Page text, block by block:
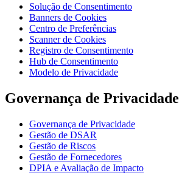
Solução de Consentimento
Banners de Cookies
Centro de Preferências
Scanner de Cookies
Registro de Consentimento
Hub de Consentimento
Modelo de Privacidade
Governança de Privacidade
Governança de Privacidade
Gestão de DSAR
Gestão de Riscos
Gestão de Fornecedores
DPIA e Avaliação de Impacto